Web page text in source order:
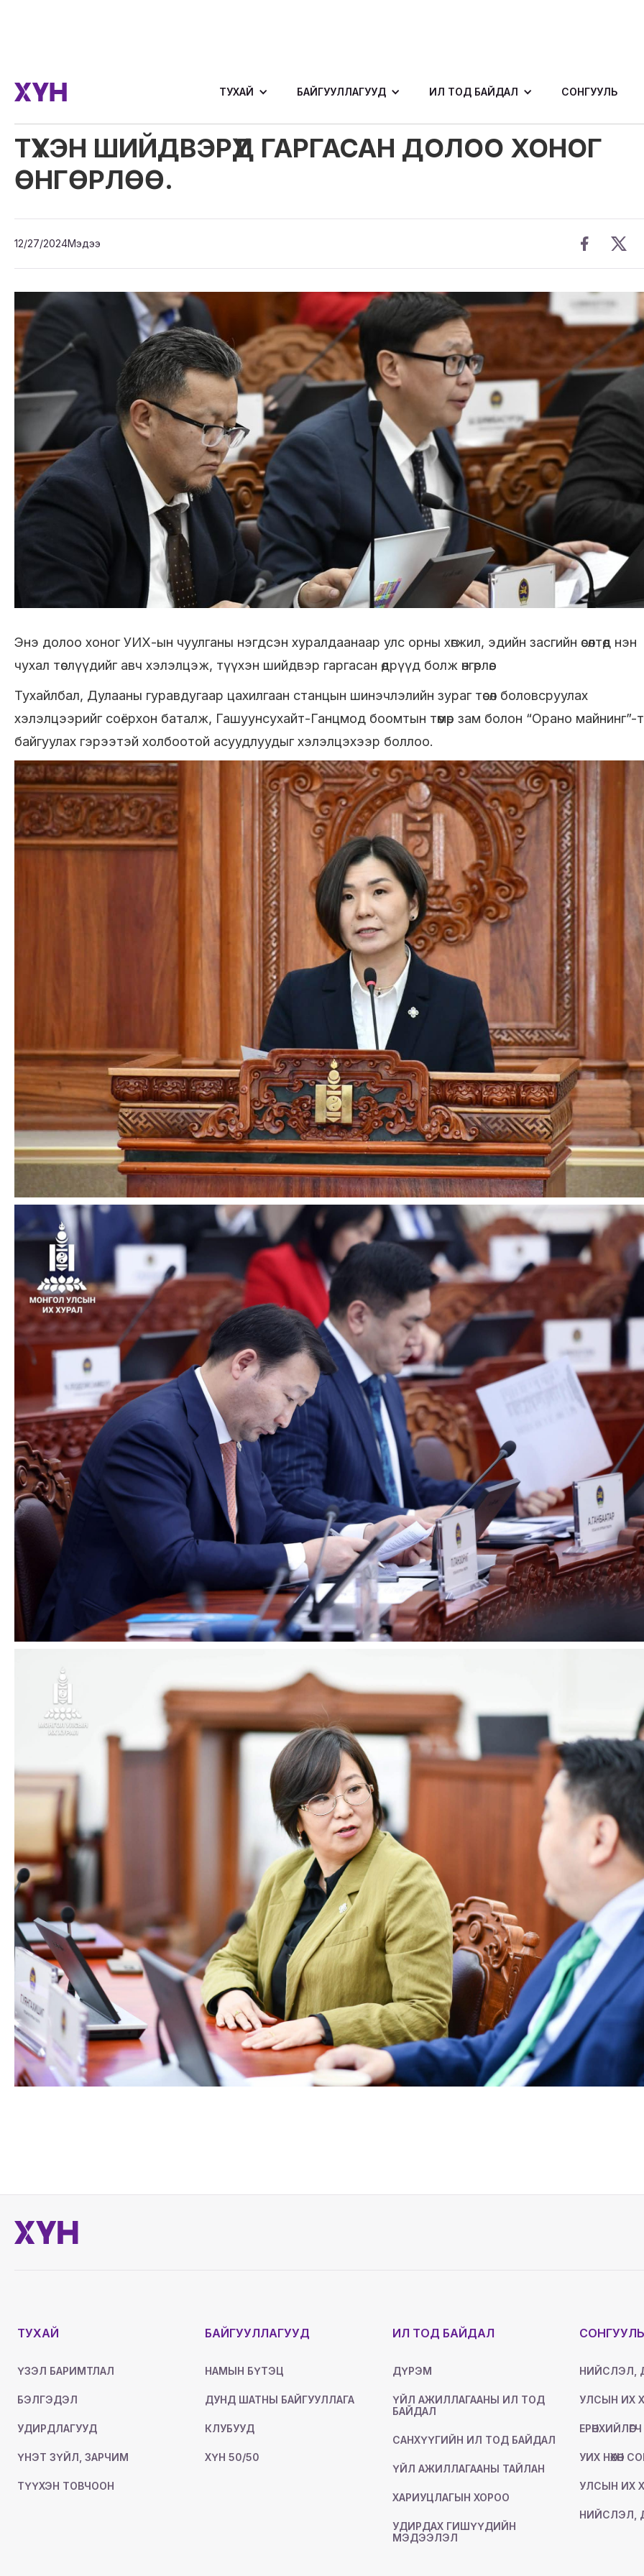
ТУХАЙ БАЙГУУЛЛАГУУД ИЛ ТОД БАЙДАЛ СОНГУУЛЬ
ТҮҮХЭН ШИЙДВЭРҮҮД ГАРГАСАН ДОЛОО ХОНОГ
ӨНГӨРЛӨӨ.
12/27/2024Мэдээ
Энэ долоо хоног УИХ-ын чуулганы нэгдсэн хуралдаанаар улс орны хөгжил, эдийн засгийн өсөлтөд нэн
чухал төслүүдийг авч хэлэлцэж, түүхэн шийдвэр гаргасан өдрүүд болж өнгөрлөө.
Тухайлбал, Дулааны гуравдугаар цахилгаан станцын шинэчлэлийн зураг төсөл боловсруулах
хэлэлцээрийг соёрхон баталж, Гашуунсухайт-Ганцмод боомтын төмөр зам болон “Орано майнинг”-
байгуулах гэрээтэй холбоотой асуудлуудыг хэлэлцэхээр боллоо.
ТУХАЙ
ҮЗЭЛ БАРИМТЛАЛ
БЭЛГЭДЭЛ
УДИРДЛАГУУД
ҮНЭТ ЗҮЙЛ, ЗАРЧИМ
ТҮҮХЭН ТОВЧООН
БАЙГУУЛЛАГУУД
НАМЫН БҮТЭЦ
ДУНД ШАТНЫ БАЙГУУЛЛАГА
КЛУБУУД
ХҮН 50/50
ИЛ ТОД БАЙДАЛ
ДҮРЭМ
ҮЙЛ АЖИЛЛАГААНЫ ИЛ ТОД
БАЙДАЛ
САНХҮҮГИЙН ИЛ ТОД БАЙДАЛ
ҮЙЛ АЖИЛЛАГААНЫ ТАЙЛАН
ХАРИУЦЛАГЫН ХОРОО
УДИРДАХ ГИШҮҮДИЙН
МЭДЭЭЛЭЛ
НИЙСЛЭЛ,
УЛСЫН ИХ
УИХ НӨХӨН
УЛСЫН ИХ
НИЙСЛЭЛ,